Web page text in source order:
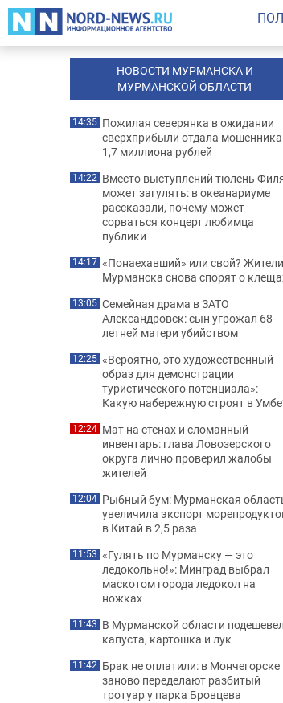
НОВОСТИ МУРМАНСКА И
МУРМАНСКОЙ ОБЛАСТИ
14:35 Пожилая северянка в ожидании
сверхприбыли отдала
1,7 миллиона рублей
14:22 Вместо выступлений тюлень
может загулять: в океанариуме
рассказали, почему может
сорваться концерт любимца
публики
14:17 «Понаехавший» или свой? Жители
Мурманска снова спорят о
13:05 Семейная драма в ЗАТО
Александровск: сын угрожал 68-
летней матери убийством
12:25 «Вероятно, это художественный
образ для демонстрации
туристического потенциала»:
Какую набережную строят в
12:24 Мат на стенах и сломанный
инвентарь: глава Ловозерского
округа лично проверил жалобы
жителей
12:04 Рыбный бум: Мурманская
увеличила экспорт
в Китай в 2,5 раза
11:53 «Гулять по Мурманску — это
ледокольно!»: Минград выбрал
маскотом города ледокол на
ножках
11:43 В Мурманской области
капуста, картошка и лук
11:42 Брак не оплатили: в Мончегорске
заново переделают разбитый
тротуар у парка Бровцева